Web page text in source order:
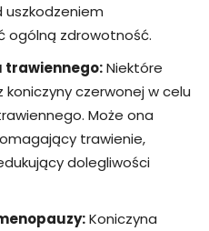
uszkodzeniem
ogólną zdrowotność.
trawiennego:Niektóre
czerwonej w celu
Może ona
trawienie,
dolegliwości
Koniczyna